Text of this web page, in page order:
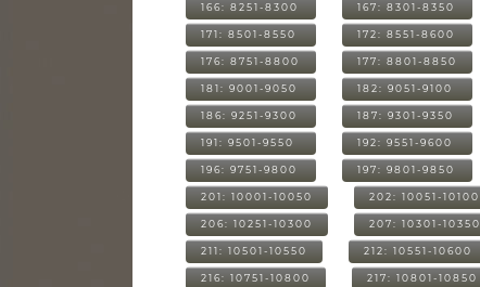
166: 8251-8300 167: 8301-8350
171: 8501-8550 172: 8551-8600
176: 8751-8800 177: 8801-8850
181: 9001-9050 182: 9051-9100
186: 9251-9300 187: 9301-9350
191: 9501-9550 192: 9551-9600
196: 9751-9800 197: 9801-9850
201: 10001-10050 202: 10051-10100
206: 10251-10300 207: 10301-10350
211: 10501-10550 212: 10551-10600
216: 10751-10800 217: 10801-10850